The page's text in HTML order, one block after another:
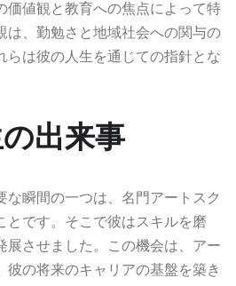
価値観と教育への焦点によって特
は、勤勉さと地域社会への関与の
らは彼の人生を通じての指針とな
出来事
な瞬間の一つは、名門アートスク
とです。そこで彼はスキルを磨
展させました。この機会は、アー
彼の将来のキャリアの基盤を築き